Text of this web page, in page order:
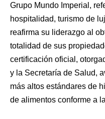
Grupo Mundo Imperial,
hospitalidad, turismo de
reafirma su liderazgo al
totalidad de sus
certificación oficial,
y la Secretaría de Salud,
más altos estándares de
de alimentos conforme a